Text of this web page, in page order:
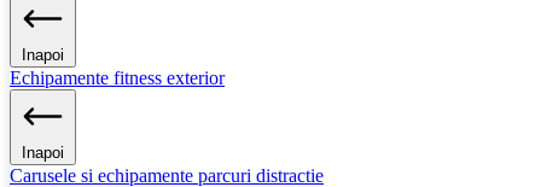
Inapoi
Echipamente fitness exterior
Inapoi
Carusele si echipamente parcuri distractie